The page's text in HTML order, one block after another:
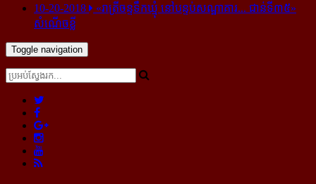
10-20-2018
«រាត្រីចន្ទទឹកឃ្មុំ នៅបន្ទប់សណ្ឋាគារ... ជាន់ទី៣៥»
សំណើចខ្លី
Toggle navigation